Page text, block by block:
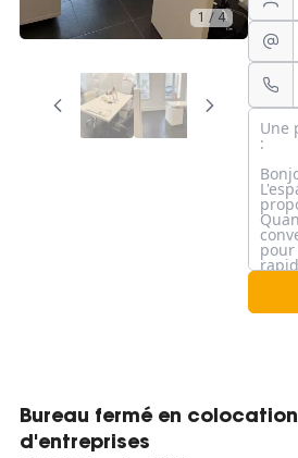
1 / 4
Bureau fermé en colocation
d'entreprises